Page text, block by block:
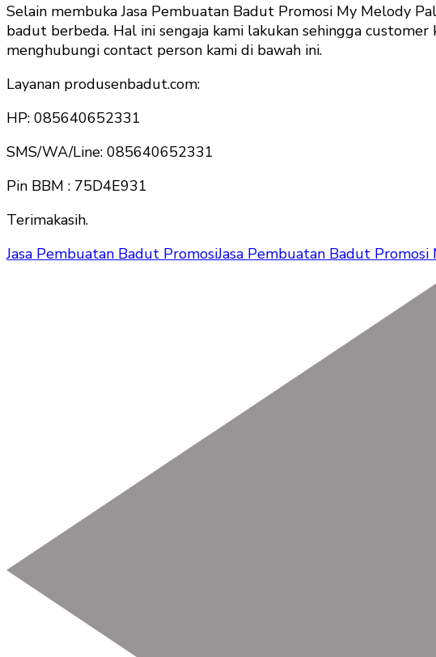
Selain membuka Jasa Pembuatan Badut Promosi My Melody
badut berbeda. Hal ini sengaja kami lakukan sehingga
menghubungi contact person kami di bawah ini.
Layanan produsenbadut.com:
HP: 085640652331
SMS/WA/Line: 085640652331
Pin BBM : 75D4E931
Terimakasih.
Jasa Pembuatan Badut PromosiJasa Pembuatan Badut